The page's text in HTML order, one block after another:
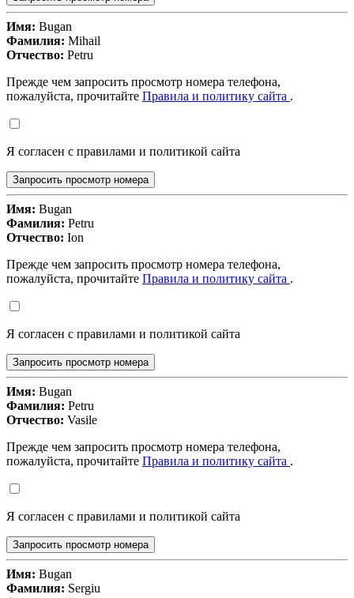
Имя: Bugan
Фамилия: Mihail
Отчество: Petru
Прежде чем запросить просмотр номера телефона,
пожалуйста, прочитайте Правила и политику сайта .
Я согласен с правилами и политикой сайта
Запросить просмотр номера
Имя: Bugan
Фамилия: Petru
Отчество: Ion
Прежде чем запросить просмотр номера телефона,
пожалуйста, прочитайте Правила и политику сайта .
Я согласен с правилами и политикой сайта
Запросить просмотр номера
Имя: Bugan
Фамилия: Petru
Отчество: Vasile
Прежде чем запросить просмотр номера телефона,
пожалуйста, прочитайте Правила и политику сайта .
Я согласен с правилами и политикой сайта
Запросить просмотр номера
Имя: Bugan
Фамилия: Sergiu